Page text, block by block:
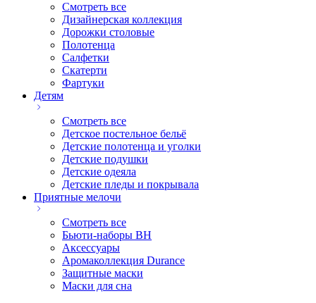
Смотреть все
Дизайнерская коллекция
Дорожки столовые
Полотенца
Салфетки
Скатерти
Фартуки
Детям
Смотреть все
Детское постельное бельё
Детские полотенца и уголки
Детские подушки
Детские одеяла
Детские пледы и покрывала
Приятные мелочи
Смотреть все
Бьюти-наборы ВН
Аксессуары
Аромаколлекция Durance
Защитные маски
Маски для сна